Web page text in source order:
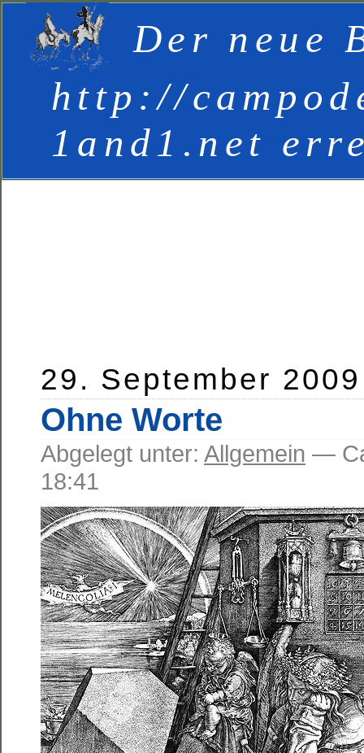
Der neue
http://
1and1.net
29. September 2009
Ohne Worte
Abgelegt unter: Allgemein —
18:41